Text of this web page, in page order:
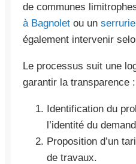
de communes
à Bagnolet ou un
également intervenir
Le processus suit une
garantir la transparence :
Identification du
l’identité du
Proposition d’un
de travaux.